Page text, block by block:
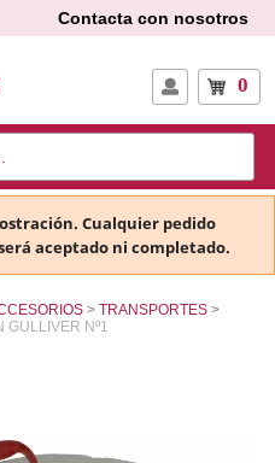
Contacta con nosotros
0
Cualquier pedido
aceptado ni completado.
TRANSPORTES
GULLIVER Nº1